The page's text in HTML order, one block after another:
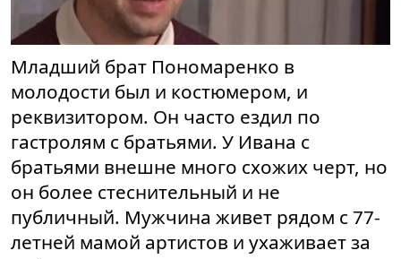
Младший брат Пономаренко в
молодости был и костюмером, и
реквизитором. Он часто ездил по
гастролям с братьями. У Ивана с
братьями внешне много схожих черт, но
он более стеснительный и не
публичный. Мужчина живет рядом с 77-
летней мамой артистов и ухаживает за